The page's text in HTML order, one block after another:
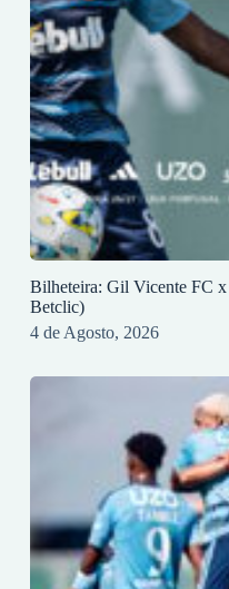
Bilheteira: Gil Vicente FC
Betclic)
4 de Agosto, 2026